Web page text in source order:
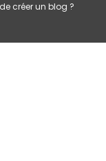
de créer un blog ?